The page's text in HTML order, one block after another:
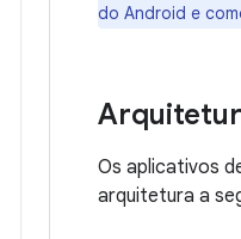
do Android e
Os aplicativos
arquitetura a